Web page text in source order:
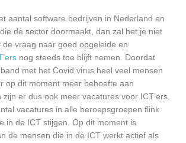
aantal software bedrijven in Nederland en
de sector doormaakt, dan zal het je niet
vraag naar goed opgeleide en
nog steeds toe blijft nemen. Doordat
met het Covid virus heel veel mensen
op dit moment meer behoefte aan
er dus ook meer vacatures voor ICT’ers.
vacatures in alle beroepsgroepen flink
in de ICT stijgen. Op dit moment is
de mensen die in de ICT werkt actief als